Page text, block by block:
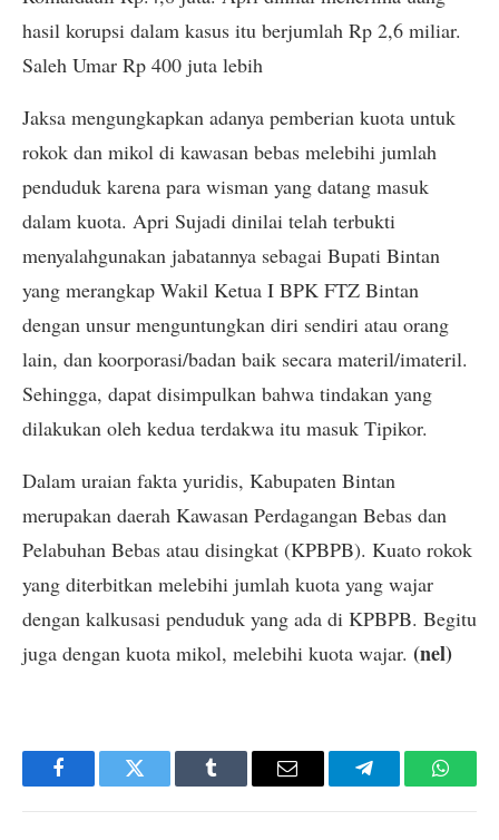
hasil korupsi dalam kasus itu berjumlah Rp 2,6 miliar.
Saleh Umar Rp 400 juta lebih
Jaksa mengungkapkan adanya pemberian kuota untuk
rokok dan mikol di kawasan bebas melebihi jumlah
penduduk karena para wisman yang datang masuk
dalam kuota. Apri Sujadi dinilai telah terbukti
menyalahgunakan jabatannya sebagai Bupati Bintan
yang merangkap Wakil Ketua I BPK FTZ Bintan
dengan unsur menguntungkan diri sendiri atau orang
lain, dan koorporasi/badan baik secara materil/imateril.
Sehingga, dapat disimpulkan bahwa tindakan yang
dilakukan oleh kedua terdakwa itu masuk Tipikor.
Dalam uraian fakta yuridis, Kabupaten Bintan
merupakan daerah Kawasan Perdagangan Bebas dan
Pelabuhan Bebas atau disingkat (KPBPB). Kuato rokok
yang diterbitkan melebihi jumlah kuota yang wajar
dengan kalkusasi penduduk yang ada di KPBPB. Begitu
juga dengan kuota mikol, melebihi kuota wajar. (nel)
FacebookTwitter Tumblr Email Telegram